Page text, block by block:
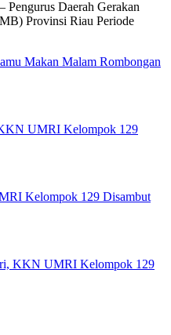
Daerah Gerakan
Provinsi Riau Periode
Makan Malam Rombongan
UMRI Kelompok 129
Kelompok 129 Disambut
KKN UMRI Kelompok 129